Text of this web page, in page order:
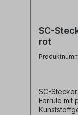
SC-
rot
SC-
Ferrule mit